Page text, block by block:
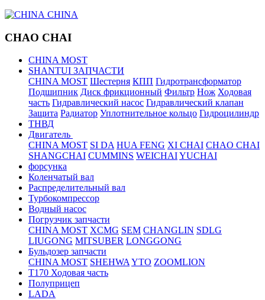
CHINA
CHAO CHAI
CHINA MOST
SHANTUI ЗАПЧАСТИ
CHINA MOST Шестерня КПП Гидротрансформатор
Подшипник Диск фрикционный Фильтр Нож Ходовая
часть Гидравлический насос Гидравлический клапан
Защита Радиатор Уплотнительное кольцо Гидроцилиндр
ТНВД
Двигатель
CHINA MOST SI DA HUA FENG XI CHAI CHAO CHAI
SHANGCHAI CUMMINS WEICHAIYUCHAI
форсунка
Коленчатый вал
Распределительный вал
Турбокомпрессор
Водный насос
Погрузчик запчасти
CHINA MOST XCMG SEM CHANGLIN SDLG
LIUGONG MITSUBER LONGGONG
Бульдозер запчасти
CHINA MOST SHEHWAYTO ZOOMLION
T170 Ходовая часть
Полуприцеп
LADA